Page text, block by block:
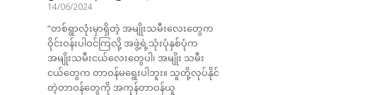
14/06/2024
“တစ်ရွာလုံးမှာရှိတဲ့ အမျိုးသမီးလေးတွေက
ဝိုင်းဝန်းပါဝင်ကြလို့ အဖွဲ့ရဲ့သုံးပုံနှစ်ပုံက
အမျိုးသမီးငယ်လေးတွေပါ၊ အမျိုး သမီး
ငယ်တွေက တာဝန်မရွေးပါဘူး။ သူတို့လုပ်နိုင်
တဲ့တာဝန်တွေကို အကုန်တာဝန်ယူ